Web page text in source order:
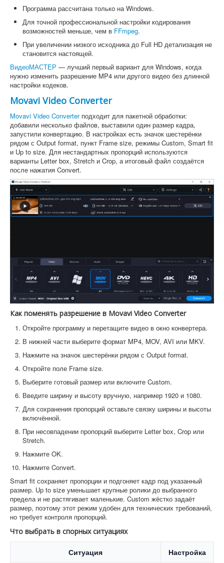
Программа рассчитана только на Windows.
Для точной профессиональной настройки кодирования
возможностей меньше, чем в FFmpeg.
При увеличении низкого исходника до Full HD детализация не
становится настоящей.
ВидеоМАСТЕР — лучший первый вариант для Windows, когда
нужно изменить разрешение MP4 или другого видео без длинной
настройки кодеков.
Movavi Video Converter
Movavi Video Converterподходит для пакетной обработки:
добавили несколько файлов, выставили один размер кадра,
запустили конвертацию. В настройках есть значок шестерёнки
рядом с Output format, пункт Frame size, режимы Custom, Smart fit
и Up to size. Для нестандартных пропорций используются
варианты Letter box, Stretch и Crop, а итоговый файл создаётся
после нажатия Convert.
Как поменять разрешение в Movavi Video Converter
Откройте программу и перетащите видео в окно конвертера.
В нижней части выберите формат MP4, MOV, AVI или MKV.
Нажмите на значок шестерёнки рядом с Output format.
Откройте поле Frame size.
Выберите готовый размер или включите Custom.
Введите ширину и высоту вручную, например 1920 и 1080.
Для сохранения пропорций оставьте связку ширины и высоты
включённой.
При несовпадении пропорций выберите Letter box, Crop или
Stretch.
Нажмите OK.
Нажмите Convert.
Smart fit сохраняет пропорции и подгоняет кадр под указанный
размер. Up to size уменьшает крупные ролики до выбранного
предела и не растягивает маленькие. Custom жёстко задаёт
размер, поэтому этот режим удобен для технических требований,
но требует контроля пропорций.
Что выбрать в спорных ситуациях
Ситуация Настройка